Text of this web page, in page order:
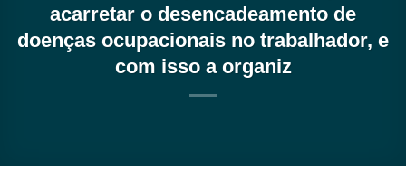
acarretar o desencadeamento de
doenças ocupacionais no trabalhador, e
com isso a organiz